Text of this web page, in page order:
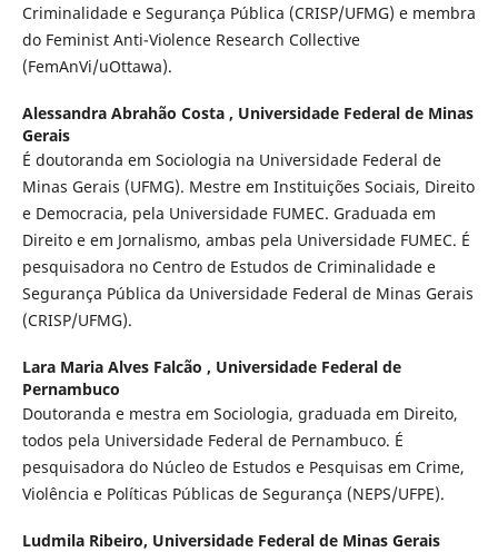
Criminalidade e Segurança Pública (CRISP/UFMG) e membra
do Feminist Anti-Violence Research Collective
(FemAnVi/uOttawa).
Alessandra Abrahão Costa , Universidade Federal de Minas
Gerais
É doutoranda em Sociologia na Universidade Federal de
Minas Gerais (UFMG). Mestre em Instituições Sociais, Direito
e Democracia, pela Universidade FUMEC. Graduada em
Direito e em Jornalismo, ambas pela Universidade FUMEC. É
pesquisadora no Centro de Estudos de Criminalidade e
Segurança Pública da Universidade Federal de Minas Gerais
(CRISP/UFMG).
Lara Maria Alves Falcão , Universidade Federal de
Pernambuco
Doutoranda e mestra em Sociologia, graduada em Direito,
todos pela Universidade Federal de Pernambuco. É
pesquisadora do Núcleo de Estudos e Pesquisas em Crime,
Violência e Políticas Públicas de Segurança (NEPS/UFPE).
Ludmila Ribeiro, Universidade Federal de Minas Gerais